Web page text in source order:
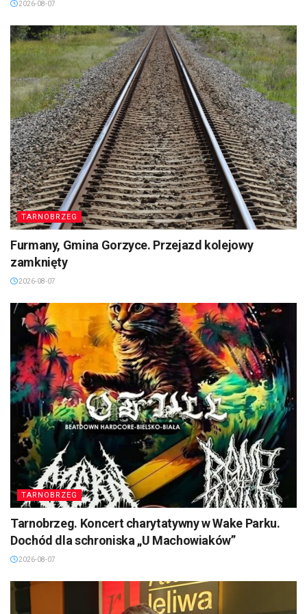
2026-08-07
TARNOBRZEG
Furmany, Gmina Gorzyce. Przejazd kolejowy
zamknięty
2026-08-07
TARNOBRZEG
Tarnobrzeg. Koncert charytatywny w Wake Parku.
Dochód dla schroniska „U Machowiaków”
2026-08-07